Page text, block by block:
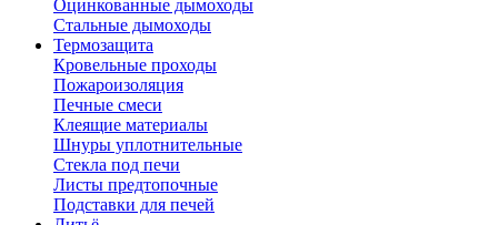
Оцинкованные дымоходы
Стальные дымоходы
Термозащита
Кровельные проходы
Пожароизоляция
Печные смеси
Клеящие материалы
Шнуры уплотнительные
Стекла под печи
Листы предтопочные
Подставки для печей